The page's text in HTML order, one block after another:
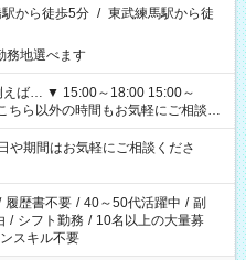
から徒歩5分 / 東武練馬駅から徒
地選べます
期間はお気軽にご相談くださ
履歴書不要 / 40～50代活躍中 / 副
/ シフト勤務 / 10名以上の大量募
スキル不要